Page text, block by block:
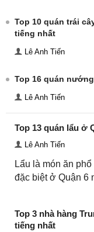
Top 10 quán trái
tiếng nhất
Lê Anh Tiến
Top 16 quán
Lê Anh Tiến
Top 13 quán lẩu ở
Lê Anh Tiến
Lẩu là món ăn
đặc biệt ở Quận 6
Top 3 nhà hàng
tiếng nhất